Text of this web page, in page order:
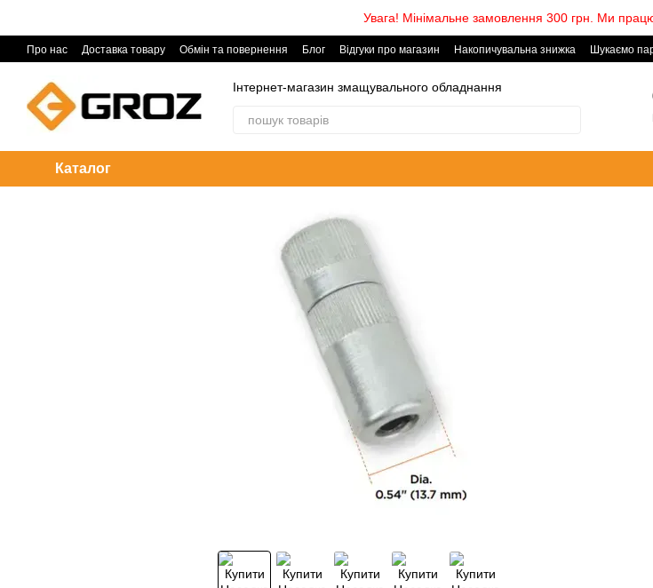
Увага! Мінімальне замовлення 300 грн. Ми
Про нас Доставка товару Обмін та повернення Блог Відгуки про магазин Накопичувальна знижка Шукаємо
Інтернет-магазин змащувального обладнання
Каталог